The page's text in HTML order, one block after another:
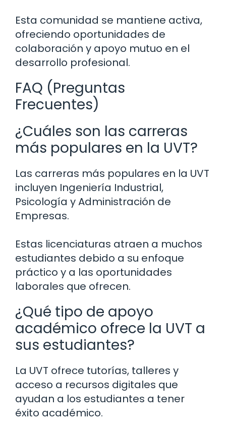
Esta comunidad se mantiene activa,
ofreciendo oportunidades de
colaboración y apoyo mutuo en el
desarrollo profesional.
FAQ (Preguntas
Frecuentes)
¿Cuáles son las carreras
más populares en la UVT?
Las carreras más populares en la UVT
incluyen Ingeniería Industrial,
Psicología y Administración de
Empresas.
Estas licenciaturas atraen a muchos
estudiantes debido a su enfoque
práctico y a las oportunidades
laborales que ofrecen.
¿Qué tipo de apoyo
académico ofrece la UVT a
sus estudiantes?
La UVT ofrece tutorías, talleres y
acceso a recursos digitales que
ayudan a los estudiantes a tener
éxito académico.